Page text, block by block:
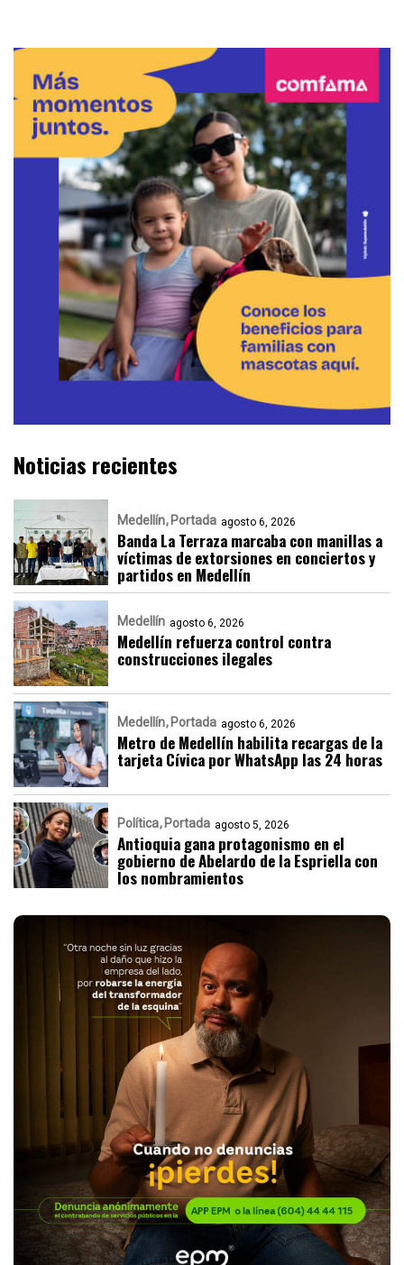
Noticias recientes
Medellín Portada agosto 6, 2026
Banda La Terraza marcaba con manillas a
víctimas de extorsiones en conciertos y
partidos en Medellín
Medellín agosto 6, 2026
Medellín refuerza control contra
construcciones ilegales
Medellín Portada agosto 6, 2026
Metro de Medellín habilita recargas de la
tarjeta Cívica por WhatsApp las 24 horas
Política Portada agosto 5, 2026
Antioquia gana protagonismo en el
gobierno de Abelardo de la Espriella con
los nombramientos